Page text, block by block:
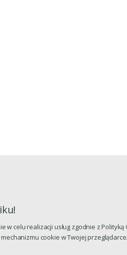
w celu realizacji usług zgodnie z
cookie w Twojej